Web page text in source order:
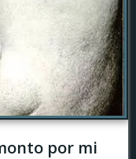
por mi